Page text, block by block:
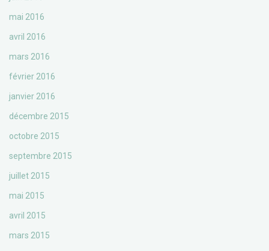
mai 2016
avril 2016
mars 2016
février 2016
janvier 2016
décembre 2015
octobre 2015
septembre 2015
juillet 2015
mai 2015
avril 2015
mars 2015